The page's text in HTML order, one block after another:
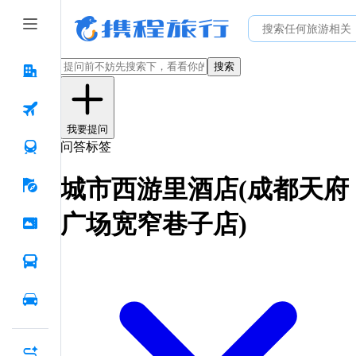
搜索
我要提问
问答标签
城市西游里酒店(成都天府
广场宽窄巷子店)